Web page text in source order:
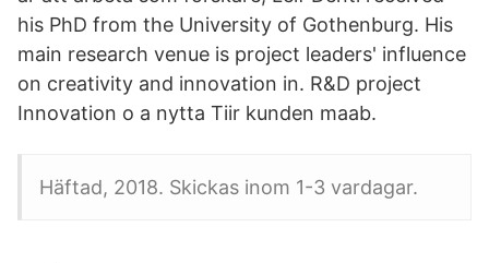
his PhD from the University of Gothenburg. His
main research venue is project leaders' influence
on creativity and innovation in. R&D project
Innovation o a nytta Tiir kunden maab.
Häftad, 2018. Skickas inom 1-3 vardagar.